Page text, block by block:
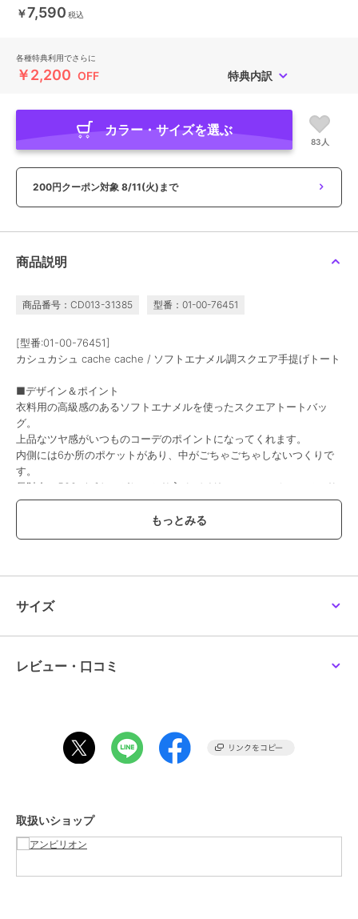
￥7,590 税込
各種特典利用でさらに
￥2,200 OFF 特典内訳
カラー・サイズを選ぶ
83人
200円クーポン対象 8/11(火)まで
商品説明
商品番号：CD013-31385 型番：01-00-76451
[型番:01-00-76451]
カシュカシュ cache cache / ソフトエナメル調スクエア手提げトート
■デザイン＆ポイント
衣料用の高級感のあるソフトエナメルを使ったスクエアトートバッ
グ。
上品なツヤ感がいつものコーデのポイントになってくれます。
内側には6か所のポケットがあり、中がごちゃごちゃしないつくりで
す。
長財布、500mlボトルがしっかり入るデイリーユースにオススメのサ
イズです。
■アテンション
実物と色味が異なる場合があります。
り：12
【原産国】中国製
■ブランドコンセプト
サイズ
レビュー・口コミ
取扱いショップ